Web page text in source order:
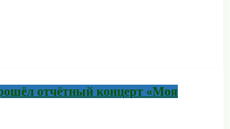
отчётный концерт «Моя